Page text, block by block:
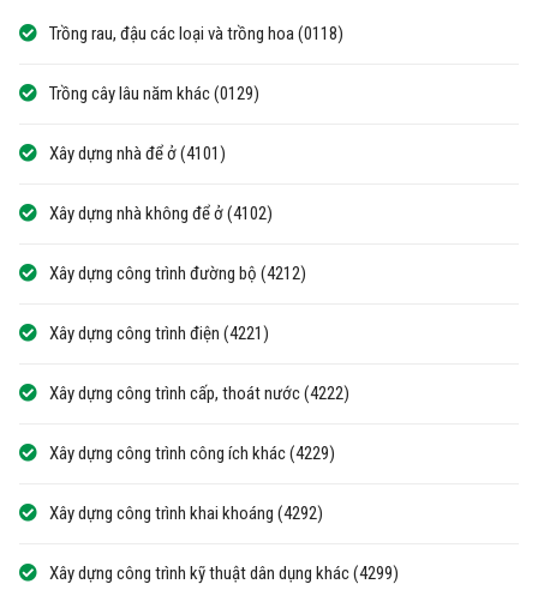
Trồng rau, đậu các loại và trồng hoa (0118)
Trồng cây lâu năm khác (0129)
Xây dựng nhà để ở (4101)
Xây dựng nhà không để ở (4102)
Xây dựng công trình đường bộ (4212)
Xây dựng công trình điện (4221)
Xây dựng công trình cấp, thoát nước (4222)
Xây dựng công trình công ích khác (4229)
Xây dựng công trình khai khoáng (4292)
Xây dựng công trình kỹ thuật dân dụng khác (4299)